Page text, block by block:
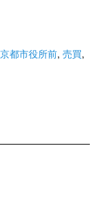
京都市役所前, 売買,